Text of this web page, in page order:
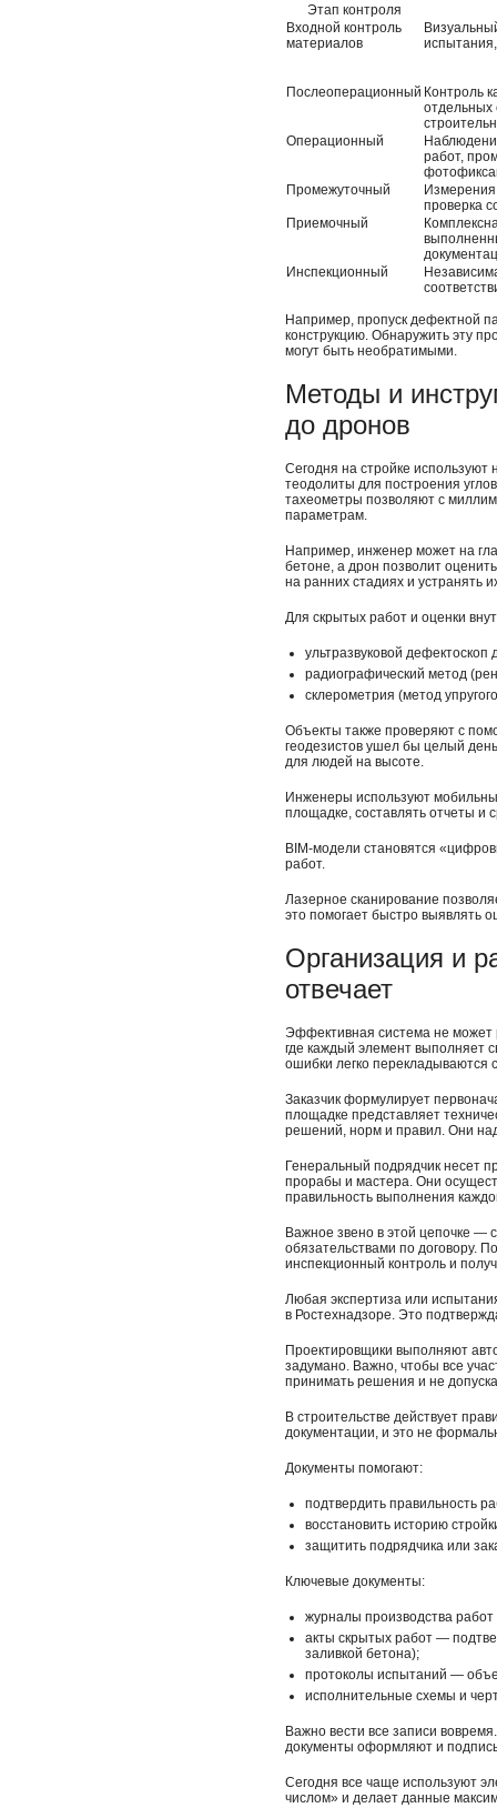
Этап контроля
Входной контроль
материалов
Послеоперационный Контроль
отдельных
Операционный
работ,
Промежуточный
Измерения
проверка
Приемочный
Инспекционный
Например, пропуск дефектной
конструкцию. Обнаружить эту
могут быть необратимыми.
Методы и
до дронов
Сегодня на стройке
теодолиты для построения
тахеометры позволяют с
параметрам.
Например, инженер может на
бетоне, а дрон позволит
на ранних стадиях и устранять
Для скрытых работ и оценки
ультразвуковой
радиографический метод
склерометрия (метод
Объекты также проверяют с
геодезистов ушел бы целый
для людей на высоте.
Инженеры используют
площадке, составлять отчеты и
BIM-модели становятся
работ.
Лазерное сканирование
это помогает быстро выявлять
Организация и
отвечает
Эффективная система не может
где каждый элемент выполняет
ошибки легко перекладываются
Заказчик формулирует
площадке представляет
решений, норм и правил. Они
Генеральный подрядчик несет
прорабы и мастера. Они
правильность выполнения
Важное звено в этой цепочке —
обязательствами по договору.
инспекционный контроль и
Любая экспертиза или
в Ростехнадзоре. Это
Проектировщики выполняют
задумано. Важно, чтобы все
принимать решения и не
В строительстве действует
документации, и это не
Документы помогают:
подтвердить правильность
восстановить историю
защитить подрядчика или
Ключевые документы:
журналы производства
акты скрытых работ —
заливкой бетона);
протоколы испытаний —
исполнительные схемы и
Важно вести все записи
документы оформляют и
Сегодня все чаще используют
числом» и делает данные